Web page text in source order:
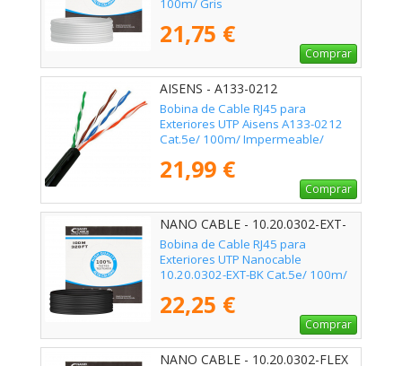
100m/ Gris
21,75 €
Comprar
AISENS - A133-0212
Bobina de Cable RJ45 para
Exteriores UTP Aisens A133-0212
Cat.5e/ 100m/ Impermeable/
21,99 €
Comprar
NANO CABLE - 10.20.0302-EXT-
BK
Bobina de Cable RJ45 para
Exteriores UTP Nanocable
10.20.0302-EXT-BK Cat.5e/ 100m/
22,25 €
Comprar
NANO CABLE - 10.20.0302-FLEX